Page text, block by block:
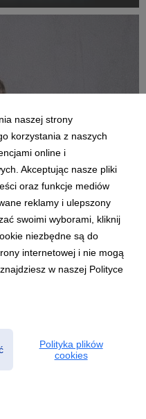
liryką.
MY MIND”,
brzmieniu
najnowszym utworem „ON
łącząca emocjonalną
wszelkie argumenty, by
naszej strony
korzystania z naszych
online i
Akceptując nasze pliki
oraz funkcje mediów
reklamy i ulepszony
swoimi wyborami, kliknij
niezbędne są do
internetowej i nie mogą
w naszej Polityce
Polityka plików
cookies